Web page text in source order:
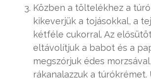
Közben a töltelékhez a
kikeverjük a tojásokkal, a
kétféle cukorral. Az
eltávolítjuk a babot és a
megszórjuk édes
rákanalazzuk a túrókrémet.